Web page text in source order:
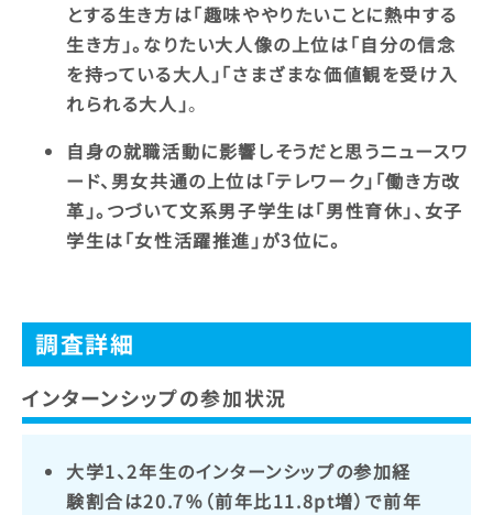
とする生き方は「趣味ややりたいことに熱中する
生き方」。なりたい大人像の上位は「自分の信念
を持っている大人」「さまざまな価値観を受け入
れられる大人」。
自身の就職活動に影響しそうだと思うニュースワ
ード、男女共通の上位は「テレワーク」「働き方改
革」。つづいて文系男子学生は「男性育休」、女子
学生は「女性活躍推進」が3位に。
調査詳細
インターンシップの参加状況
大学1、2年生のインターンシップの参加経
験割合は20.7％（前年比11.8pt増）で前年